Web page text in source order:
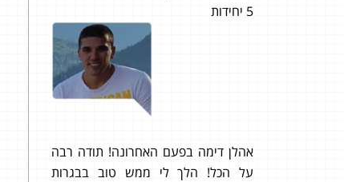
5 יחידות
אהלן דימה בפעם האחרונה! תודה רבה
על הכל! הלך לי ממש טוב בבגרות